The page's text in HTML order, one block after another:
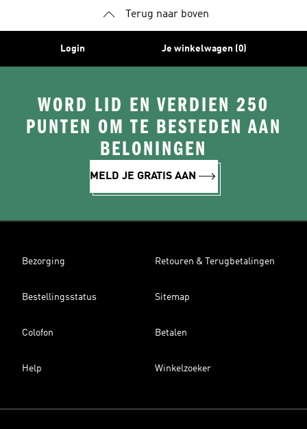
Terug naar boven
Login Je winkelwagen (0)
WORD LID EN VERDIEN 250
PUNTEN OM TE BESTEDEN AAN
BELONINGEN
MELD JE GRATIS AAN
Bezorging Retouren & Terugbetalingen
Bestellingsstatus Sitemap
Colofon Betalen
Help Winkelzoeker